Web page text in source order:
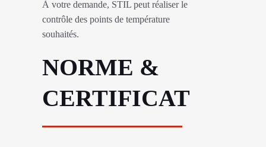
À votre demande, STIL peut réaliser le
contrôle des points de température
souhaités.
NORME &
CERTIFICAT